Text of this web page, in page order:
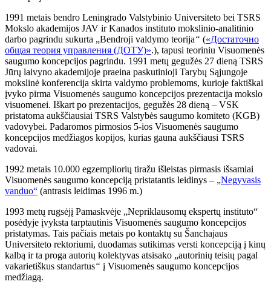
1991 metais bendro Leningrado Valstybinio Universiteto bei TSRS
Mokslo akademijos JAV ir Kanados instituto mokslinio-analitinio
darbo pagrindu sukurta „Bendroji valdymo teorija“ («Достаточно
общая теория управления (ДОТУ)».), tapusi teoriniu Visuomenės
saugumo koncepcijos pagrindu. 1991 metų gegužės 27 dieną TSRS
Jūrų laivyno akademijoje praeina paskutinioji Tarybų Sąjungoje
mokslinė konferencija skirta valdymo problemoms, kurioje faktiškai
įvyko pirma Visuomenės saugumo koncepcijos prezentacija mokslo
visuomenei. Iškart po prezentacijos, gegužės 28 dieną – VSK
pristatoma aukščiausiai TSRS Valstybės saugumo komiteto (KGB)
vadovybei. Padaromos pirmosios 5-ios Visuomenės saugumo
koncepcijos medžiagos kopijos, kurias gauna aukščiausi TSRS
vadovai.
1992 metais 10.000 egzempliorių tiražu išleistas pirmasis išsamiai
Visuomenės saugumo koncepciją pristatantis leidinys – „Negyvasis
vanduo“ (antrasis leidimas 1996 m.)
1993 metų rugsėjį Pamaskvėje „Nepriklausomų ekspertų instituto“
posėdyje įvyksta tarptautinis Visuomenės saugumo koncepcijos
pristatymas. Tais pačiais metais po kontaktų su Šanchajaus
Universiteto rektoriumi, duodamas sutikimas versti koncepciją į kinų
kalbą ir ta proga autorių kolektyvas atsisako „autorinių teisių pagal
vakarietiškus standartus“ į Visuomenės saugumo koncepcijos
medžiagą.